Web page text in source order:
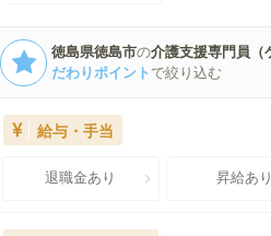
徳島県徳島市の介護支援専門員（
だわりポイント で絞り込む
給与・手当
退職金あり 昇給あり